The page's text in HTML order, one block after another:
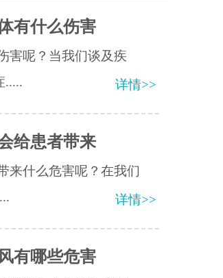
有什么伤害
害呢？当我们谈及疾
.....
详情>>
给患者带来
来什么危害呢？在我们
详情>>
有哪些危害